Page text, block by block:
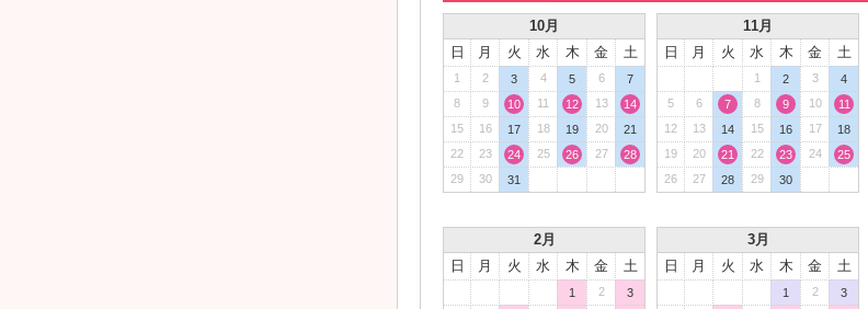
10月
日 月 火 水 木 金 土
1 2 3 4 5 6
7
8
9 10 11 12 13
14
15
16 17 18 19 20
21
22
23 24 25 26 27
28
29
30 31
11月
日 月 火 水 木 金 土
1 2 3
4
5
6 7 8 9 10
11
12
13 14 15 16 17
18
19
20 21 22 23 24
25
26
27 28 29 30
2月
日 月 火 水 木 金 土
1 2
3
3月
日 月 火 水 木 金 土
1 2
3